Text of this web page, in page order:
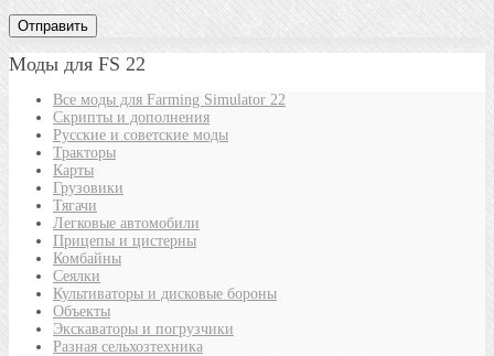
Моды для FS 22
Все моды для Farming Simulator 22
Скрипты и дополнения
Русские и советские моды
Тракторы
Карты
Грузовики
Тягачи
Легковые автомобили
Прицепы и цистерны
Комбайны
Сеялки
Культиваторы и дисковые бороны
Объекты
Экскаваторы и погрузчики
Разная сельхозтехника